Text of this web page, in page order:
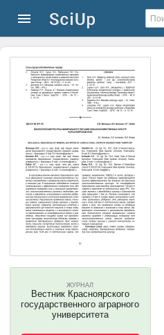
ЖУРНАЛ
Вестник Красноярского
государственного аграрного
университета